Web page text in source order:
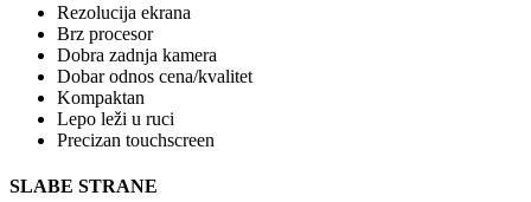
Rezolucija ekrana
Brz procesor
Dobra zadnja kamera
Dobar odnos cena/kvalitet
Kompaktan
Lepo leži u ruci
Precizan touchscreen
SLABE STRANE